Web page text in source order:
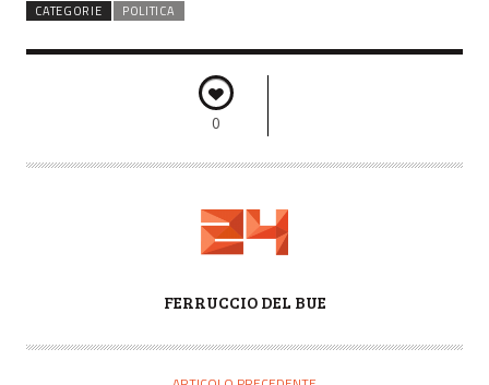
CATEGORIE POLITICA
0
T
FERRUCCIO DEL BUE